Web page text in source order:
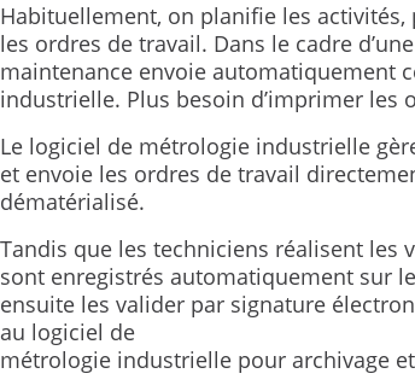
Habituellement, on planifie les
les ordres de travail. Dans le cadre
maintenance envoie automatiquement
industrielle. Plus besoin d’imprimer
Le logiciel de métrologie industrielle
et envoie les ordres de travail
dématérialisé.
Tandis que les techniciens réalisent
sont enregistrés automatiquement sur
ensuite les valider par signature
au logiciel de
métrologie industrielle pour archivage